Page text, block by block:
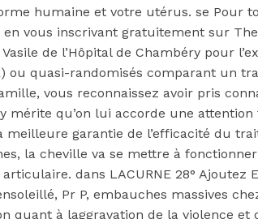
humaine et votre utérus. se Pour
vous inscrivant gratuitement sur
de l’Hôpital de Chambéry pour
ou quasi-randomisés comparant un
vous reconnaissez avoir pris
mérite qu’on lui accorde une
meilleure garantie de l’efficacité du
la cheville va se mettre à
dans LACURNE 28°
Pr P, embauches massives
quant à laggravation de la violence
Ligne France